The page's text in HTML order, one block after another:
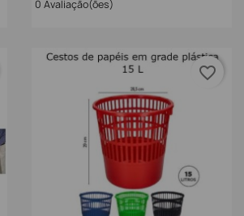
0 Avaliação(ões)
favorite_border